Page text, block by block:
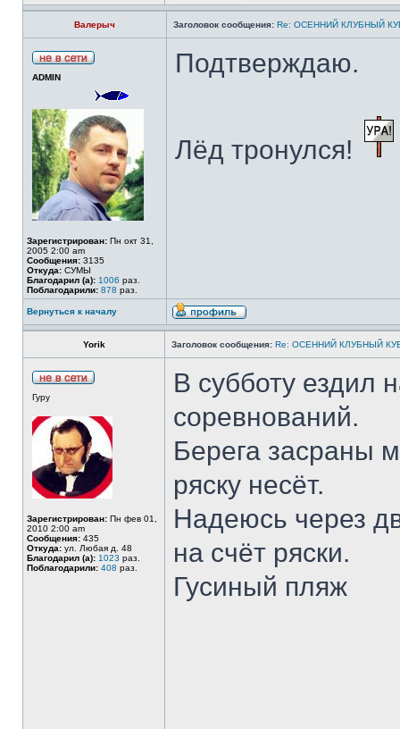
Валерыч Заголовок сообщения: Re: ОСЕННИЙ КЛУБНЫЙ
ADMIN
Зарегистрирован: Пн окт 31,
2005 2:00 am
Сообщения: 3135
Откуда: СУМЫ
Благодарил (а): 1006 раз.
Поблагодарили: 878 раз.
Подтверждаю.
Лёд тронулся!
Вернуться к началу
Yorik Заголовок сообщения: Re: ОСЕННИЙ КЛУБНЫЙ
Гуру
Зарегистрирован: Пн фев 01,
2010 2:00 am
Сообщения: 435
Откуда: ул. Любая д. 48
Благодарил (а): 1023 раз.
Поблагодарили: 408 раз.
В субботу ездил
соревнований.
Берега засраны
ряску несёт.
Надеюсь через
на счёт ряски.
Гусиный пляж